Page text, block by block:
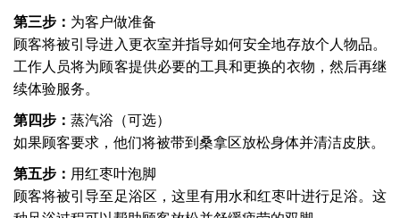
第三步： 为客户做准备
顾客将被引导进入更衣室并指导如何安全地存放个人物品。
工作人员将为顾客提供必要的工具和更换的衣物，然后再继
续体验服务。
第四步： 蒸汽浴（可选）
如果顾客要求，他们将被带到桑拿区放松身体并清洁皮肤。
第五步： 用红枣叶泡脚
顾客将被引导至足浴区，这里有用水和红枣叶进行足浴。这